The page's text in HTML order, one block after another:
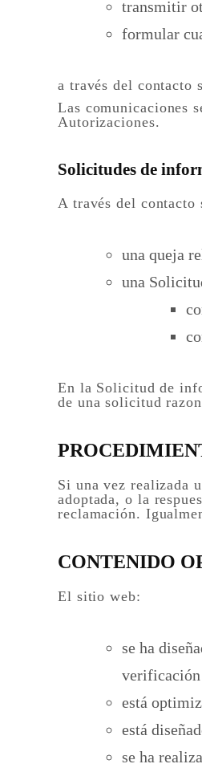
transmitir
formular
a través del contacto
Las comunicaciones
Autorizaciones.
Solicitudes de
A través del contacto
una queja
una
En la Solicitud de
de una solicitud
Si una vez realizada
adoptada, o la
reclamación.
CONTENIDO
El sitio web:
se ha
verificación
está
está
se ha